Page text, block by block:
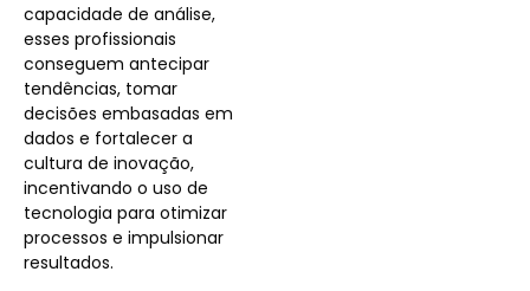
capacidade de análise,
esses profissionais
conseguem antecipar
tendências, tomar
decisões embasadas em
dados e fortalecer a
cultura de inovação,
incentivando o uso de
tecnologia para otimizar
processos e impulsionar
resultados.